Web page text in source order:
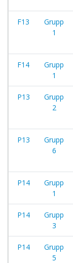
F13
Grupp
1
F14
Grupp
1
P13
Grupp
2
P13
Grupp
6
P14
Grupp
1
P14
Grupp
3
P14
Grupp
5